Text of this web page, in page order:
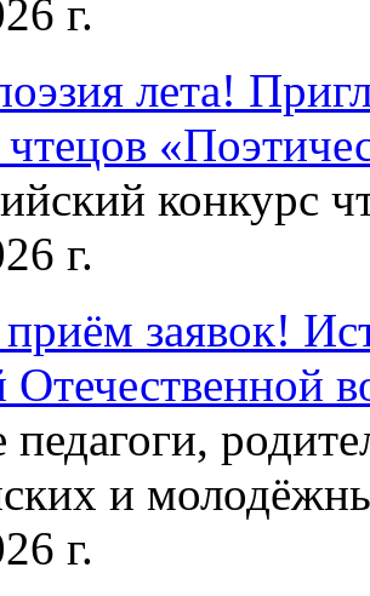
г.
лета!
конкурс
г.
приём заявок!
Отечественной
педагоги,
и
г.